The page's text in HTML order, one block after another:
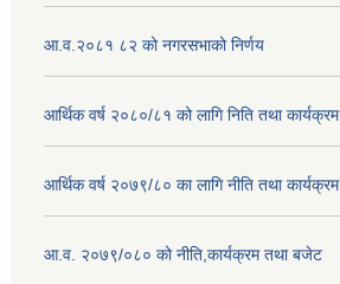
आ.व.२०८१ ८२ को नगरसभाको निर्णय
आर्थिक वर्ष २०८०/८१ को लागि निति तथा कार्यक्रम
आर्थिक वर्ष २०७९/८० का लागि नीति तथा कार्यक्रम
आ.व. २०७९/०८० को नीति,कार्यक्रम तथा बजेट